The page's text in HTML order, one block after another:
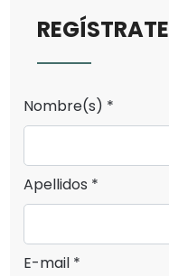
REGÍSTRATE
Nombre(s) *
Apellidos *
E-mail *